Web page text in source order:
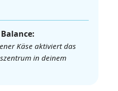
Käse aktiviert das
in deinem